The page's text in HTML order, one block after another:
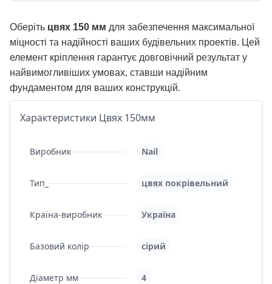
Оберіть цвях 150 мм для забезпечення максимальної
міцності та надійності ваших будівельних проектів. Цей
елемент кріплення гарантує довговічний результат у
найвимогливіших умовах, ставши надійним
фундаментом для ваших конструкцій.
Характеристики Цвях 150мм
Виробник Nail
Тип_ цвях покрівельний
Країна-виробник Україна
Базовий колір сірий
Діаметр мм 4